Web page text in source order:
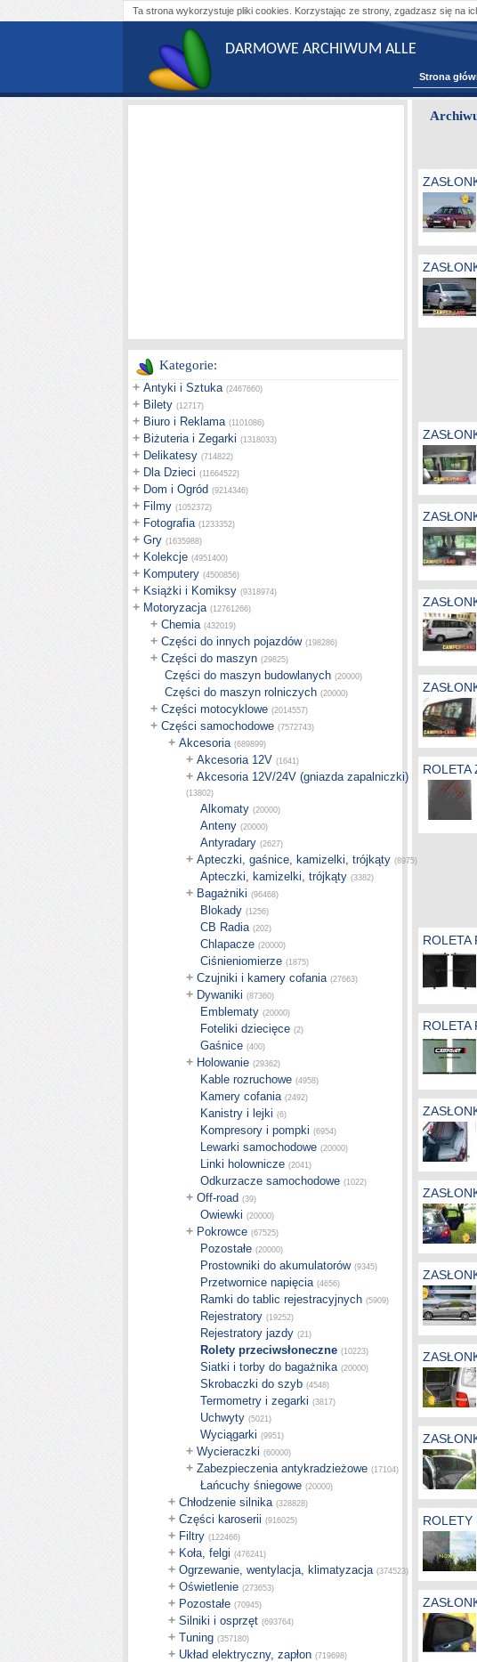
Ta strona wykorzystuje pliki cookies. Korzystając ze strony, zgadzasz się na
DARMOWE ARCHIWUM ALLE
Strona
Kategorie:
+ Antyki i Sztuka (2467660)
+ Bilety (12717)
+ Biuro i Reklama (1101086)
+ Biżuteria i Zegarki (1318033)
+ Delikatesy (714822)
+ Dla Dzieci (11664522)
+ Dom i Ogród (9214346)
+ Filmy (1052372)
+ Fotografia (1233352)
+ Gry (1635988)
+ Kolekcje (4951400)
+ Komputery (4500856)
+ Książki i Komiksy (9318974)
+ Motoryzacja (12761266)
+ Chemia (432019)
+ Części do innych pojazdów (198286)
+ Części do maszyn (29825)
Części do maszyn budowlanych (20000)
Części do maszyn rolniczych (20000)
+ Części motocyklowe (2014557)
+ Części samochodowe (7572743)
+ Akcesoria (689899)
+ Akcesoria 12V (1641)
+ Akcesoria 12V/24V (gniazda zapalniczki)
(13802)
Alkomaty (20000)
Anteny (20000)
Antyradary (2627)
+ Apteczki, gaśnice, kamizelki, trójkąty (8975)
Apteczki, kamizelki, trójkąty (3382)
+ Bagażniki (96468)
Blokady (1256)
CB Radia (202)
Chlapacze (20000)
Ciśnieniomierze (1875)
+ Czujniki i kamery cofania (27663)
+ Dywaniki (87360)
Emblematy (20000)
Foteliki dziecięce (2)
Gaśnice (400)
+ Holowanie (29362)
Kable rozruchowe (4958)
Kamery cofania (2492)
Kanistry i lejki (6)
Kompresory i pompki (6954)
Lewarki samochodowe (20000)
Linki holownicze (2041)
Odkurzacze samochodowe (1022)
+ Off-road (39)
Owiewki (20000)
+ Pokrowce (67525)
Pozostałe (20000)
Prostowniki do akumulatorów (9345)
Przetwornice napięcia (4656)
Ramki do tablic rejestracyjnych (5909)
Rejestratory (19252)
Rejestratory jazdy (21)
Rolety przeciwsłoneczne (10223)
Siatki i torby do bagażnika (20000)
Skrobaczki do szyb (4548)
Termometry i zegarki (3817)
Uchwyty (5021)
Wyciągarki (9951)
+ Wycieraczki (60000)
+ Zabezpieczenia antykradzieżowe (17104)
Łańcuchy śniegowe (20000)
+ Chłodzenie silnika (328828)
+ Części karoserii (916025)
+ Filtry (122466)
+ Koła, felgi (476241)
+ Ogrzewanie, wentylacja, klimatyzacja (374523)
+ Oświetlenie (273653)
+ Pozostałe (70945)
+ Silniki i osprzęt (693764)
+ Tuning (357180)
+ Układ elektryczny, zapłon (719698)
ROLETA
ROLETA
ROLETA
ROLETY